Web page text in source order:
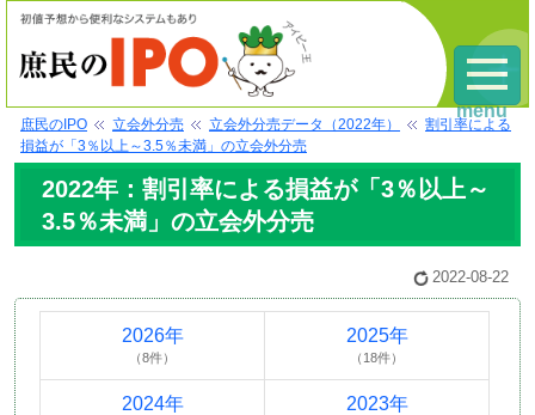
庶民のIPO 立会外分売 立会外分売データ（2022年）
割引率による
損益が「3％以上～3.5％未満」の立会外分売
2022年：割引率による損益が「3％以上～
3.5％未満」の立会外分売
2022-08-22
2026年
（8件）
2025年
（18件）
2024年 2023年
menu